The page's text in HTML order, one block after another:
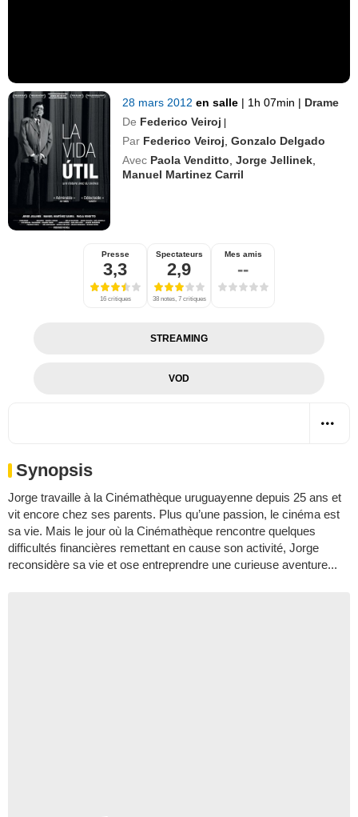
28 mars 2012en salle | 1h 07min | Drame
De Federico Veiroj |
Par Federico Veiroj ,Gonzalo Delgado
Avec Paola Venditto ,Jorge Jellinek
Manuel Martinez Carril
Presse
3,3
16 critiques
Spectateurs
2,9
38 notes, 7 critiques
Mes amis
--
STREAMING
VOD
Synopsis
Jorge travaille à la Cinémathèque uruguayenne depuis 25 ans et
vit encore chez ses parents. Plus qu’une passion, le cinéma est
sa vie. Mais le jour où la Cinémathèque rencontre quelques
difficultés financières remettant en cause son activité, Jorge
reconsidère sa vie et ose entreprendre une curieuse aventure...